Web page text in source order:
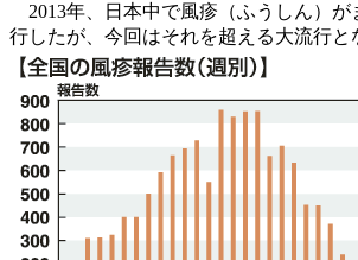
2013年、日本中で風疹（ふうしん）が
行したが、今回はそれを超える大流行